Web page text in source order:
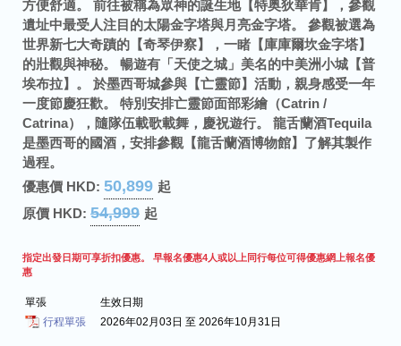
方便舒適。
前往被稱為眾神的誕生地【特奥狄華肯】，參觀
遺址中最受人注目的太陽金字塔與月亮金字塔。
參觀被選為
世界新七大奇蹟的【奇琴伊察】，一睹【庫庫爾坎金字塔】
的壯觀與神秘。
暢遊有「天使之城」美名的中美洲小城【普
埃布拉】。
於墨西哥城參與【亡靈節】活動，親身感受一年
一度節慶狂歡。
特別安排亡靈節面部彩繪（Catrin /
Catrina），隨隊伍載歌載舞，慶祝遊行。
龍舌蘭酒Tequila
是墨西哥的國酒，安排參觀【龍舌蘭酒博物館】了解其製作
過程。
優惠價 HKD: 50,899 起
原價 HKD: 54,999 起
指定出發日期可享折扣優惠。 早報名優惠4人或以上同行每位可得優惠網上報名優
惠
單張
生效日期
行程單張
2026年02月03日 至 2026年10月31日